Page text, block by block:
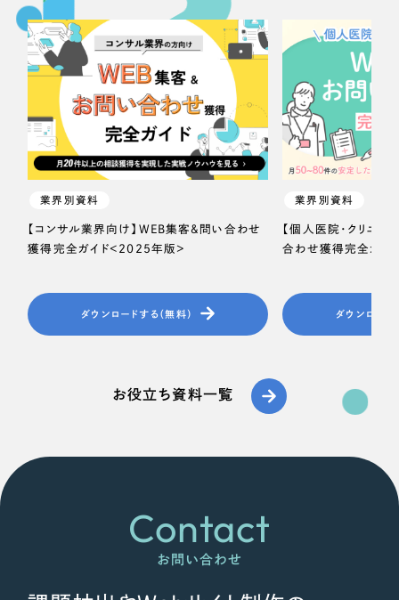
業界別資料
【コンサル業界向け】WEB集客＆問い合わせ
獲得完全ガイド＜2025年版＞
ダウンロードする（無料）
業界別資料
【個人医院・クリニッ
合わせ獲得完全ガイ
ダウンロード
お役立ち資料一覧
Contact
お問い合わせ